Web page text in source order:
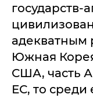
государств-
адекватным
Южная
США, часть
ЕС, то